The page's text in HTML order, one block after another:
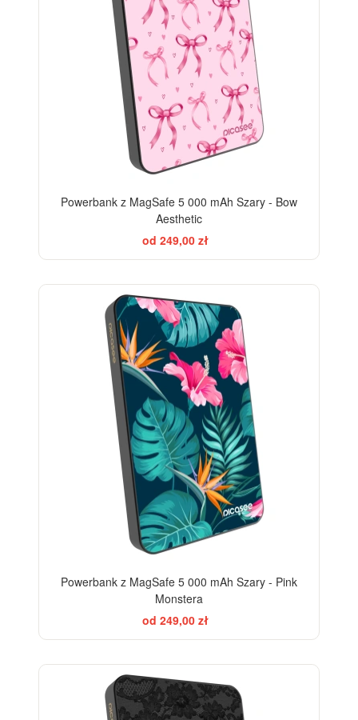
Powerbank z MagSafe 5 000 mAh Szary - Bow
Aesthetic
od 249,00 zł
Powerbank z MagSafe 5 000 mAh Szary - Pink
Monstera
od 249,00 zł